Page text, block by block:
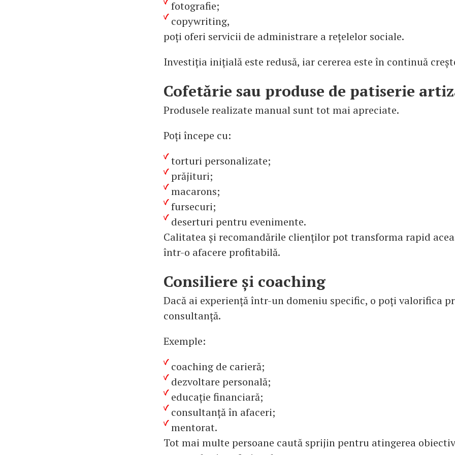
fotografie;
copywriting,
poți oferi servicii de administrare a rețelelor sociale.
Investiția inițială este redusă, iar cererea este în continuă
Cofetărie sau produse de patiserie
Produsele realizate manual sunt tot mai apreciate.
Poți începe cu:
torturi personalizate;
prăjituri;
macarons;
fursecuri;
deserturi pentru evenimente.
Calitatea și recomandările clienților pot transforma rapid
într-o afacere profitabilă.
Consiliere și coaching
Dacă ai experiență într-un domeniu specific, o poți valorifica
consultanță.
Exemple:
coaching de carieră;
dezvoltare personală;
educație financiară;
consultanță în afaceri;
mentorat.
Tot mai multe persoane caută sprijin pentru atingerea